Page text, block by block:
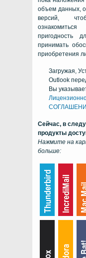
объем данных,
версий,
пригодность
принимать
приобретения
Загружая,
Outlook
Вы
Сейчас, в
продукты
Нажмите на
больше: